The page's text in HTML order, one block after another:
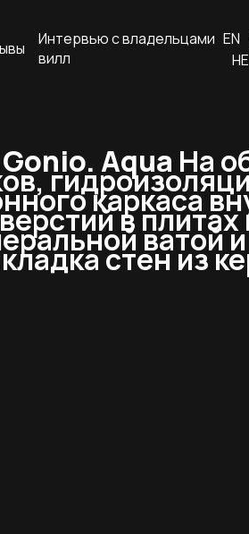
Интервью с владельцами
вилл
EN
HE
Aqua На
каркаса
в ватой
стен из